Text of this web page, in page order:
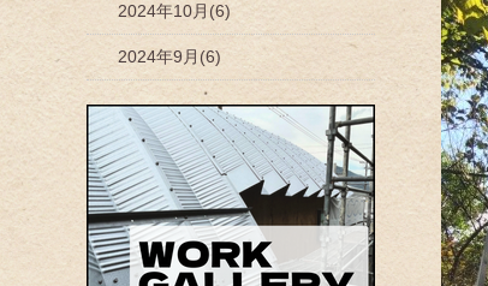
2024年10月(6)
2024年9月(6)